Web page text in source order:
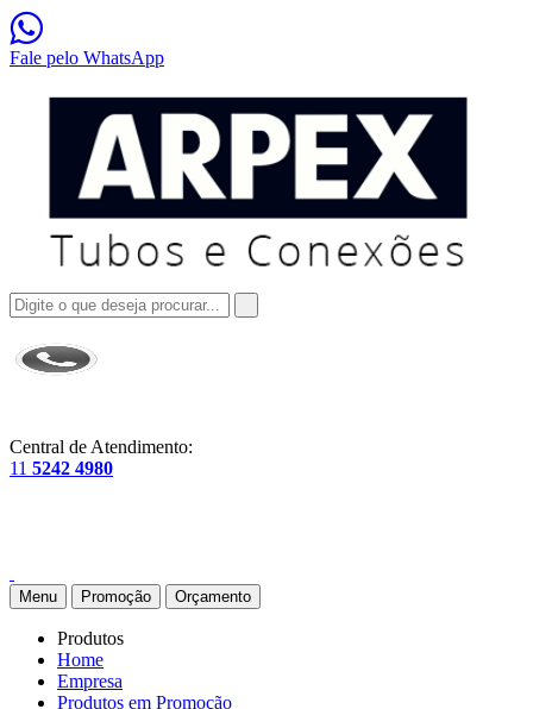
Fale pelo WhatsApp
Central de Atendimento:
11 5242 4980
Menu Promoção Orçamento
Produtos
Home
Empresa
Produtos em Promoção